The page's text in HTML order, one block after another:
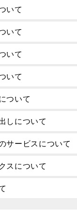
いて
いて
いて
いて
ついて
しについて
サービスについて
スについて